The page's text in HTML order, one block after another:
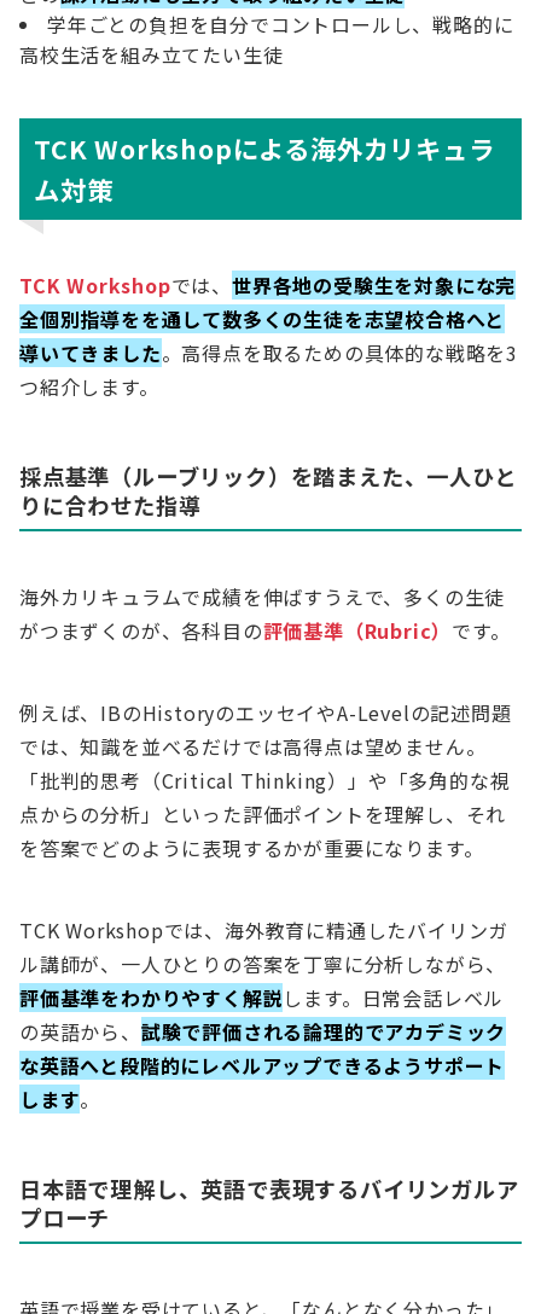
学年ごとの負担を自分でコントロールし、戦略的に
高校生活を組み立てたい生徒
TCK Workshopによる海外カリキュラ
ム対策
TCK Workshopでは、世界各地の受験生を対象にな完
全個別指導をを通して数多くの生徒を志望校合格へと
導いてきました。高得点を取るための具体的な戦略を3
つ紹介します。
採点基準（ルーブリック）を踏まえた、一人ひと
りに合わせた指導
海外カリキュラムで成績を伸ばすうえで、多くの生徒
がつまずくのが、各科目の評価基準（Rubric） です。
例えば、IBのHistoryのエッセイやA-Levelの記述問題
では、知識を並べるだけでは高得点は望めません。
「批判的思考（Critical Thinking）」や「多角的な視
点からの分析」といった評価ポイントを理解し、それ
を答案でどのように表現するかが重要になります。
TCK Workshopでは、海外教育に精通したバイリンガ
ル講師が、一人ひとりの答案を丁寧に分析しながら、
評価基準をわかりやすく解説します。日常会話レベル
の英語から、 試験で評価される論理的でアカデミック
な英語へと段階的にレベルアップできるようサポート
します。
日本語で理解し、英語で表現するバイリンガルア
プローチ